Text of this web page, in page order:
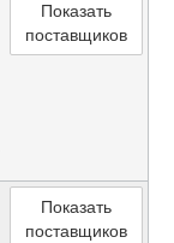
Показать
поставщиков
Показать
поставщиков